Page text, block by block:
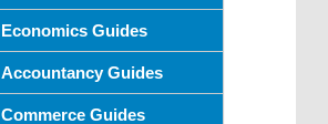
Economics Guides
Accountancy Guides
Commerce Guides